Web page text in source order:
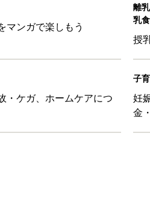
マンガで楽しもう
離
乳食
授
・ケガ、ホームケアにつ
子
妊
金